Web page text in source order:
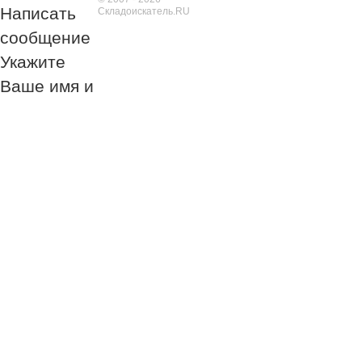
Складоискатель.RU
Написать
сообщение
Укажите
Ваше имя и